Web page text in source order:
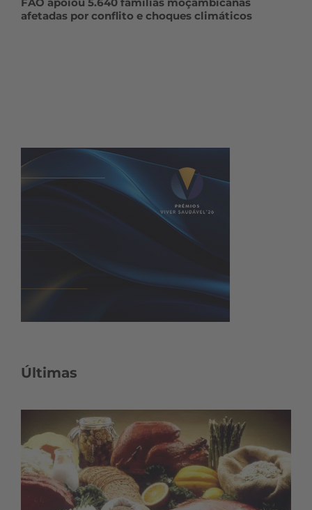
afetadas por conflito e choques climáticos
Últimas